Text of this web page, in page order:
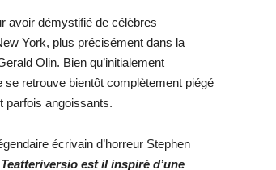
avoir démystifié de célèbres
York, plus précisément dans la
Olin. Bien qu’initialement
retrouve bientôt complètement piégé
parfois angoissants.
écrivain d’horreur Stephen
est il inspiré d’une